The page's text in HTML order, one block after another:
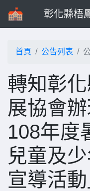
彰化縣梧
首頁 公告列表
轉知彰
展協會
108年度
兒童及
宣導活動